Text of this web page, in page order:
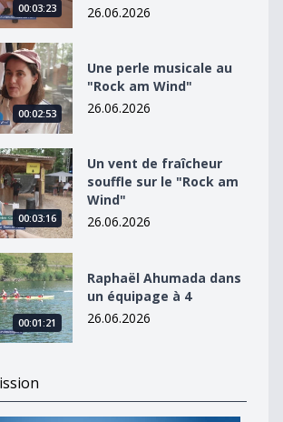
00:03:23
26.06.2026
au &quot;Rock am Wind&quot;
00:02:53
Une perle musicale au
"Rock am Wind"
26.06.2026
souffle sur le &quot;Rock am
00:03:16
Un vent de fraîcheur
souffle sur le "Rock am
Wind"
26.06.2026
dans un équipage à 4
00:01:21
Raphaël Ahumada dans
un équipage à 4
26.06.2026